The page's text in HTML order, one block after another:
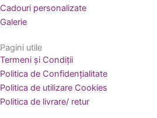
Cadouri personalizate
Galerie
Pagini utile
Termeni și Condiții
Politica de Confidențialitate
Politica de utilizare Cookies
Politica de livrare/ retur